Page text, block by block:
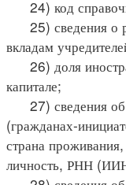
24) код
25) сведения о
вкладам
26) доля
капитале;
27) сведения об
(гражданах-
страна
личность, РНН